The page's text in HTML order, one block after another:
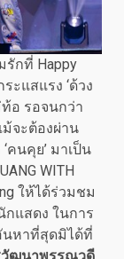
ที่ Happy
ะแสแรง ‘ด้วง
ท้อ รอจนกว่า
ม้จะต้องผ่าน
คนคุย’ มาเป็น
WITH
ให้ได้ร่วมชม
แสดง ในการ
หาที่สุดมิได้ที่
ฒนาพรรณวดี